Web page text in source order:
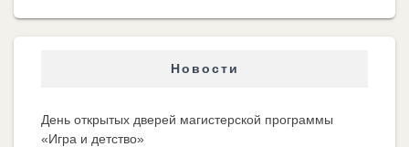
Новости
День открытых дверей магистерской программы
«Игра и детство»